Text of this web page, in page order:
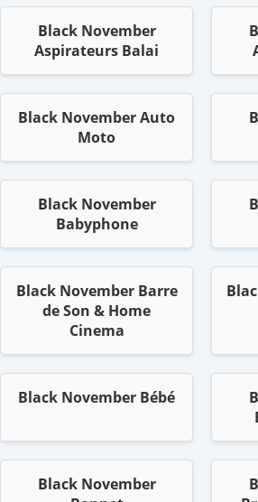
Black November
Aspirateurs Balai
Black November Auto
Moto
Black November
Babyphone
Black November Barre
de Son & Home
Cinema
Black November Bébé
Black November